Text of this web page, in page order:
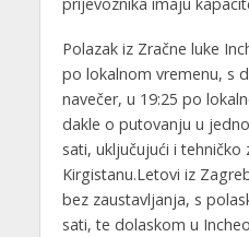
Polazak iz Zračne luke
po lokalnom vremenu, s
navečer, u 19:25 po
dakle o putovanju u
sati, uključujući i tehničko
Kirgistanu.Letovi iz
bez zaustavljanja, s
sati, te dolaskom u